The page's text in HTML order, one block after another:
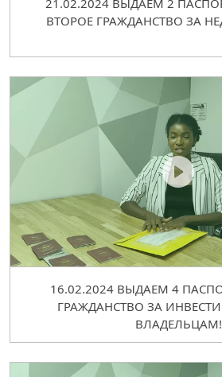
21.02.2024 ВЫДАЕМ 2
ВТОРОЕ ГРАЖДАНСТВО ЗА
16.02.2024 ВЫДАЕМ 4
ГРАЖДАНСТВО ЗА
ВЛАДЕЛЬЦАМ!